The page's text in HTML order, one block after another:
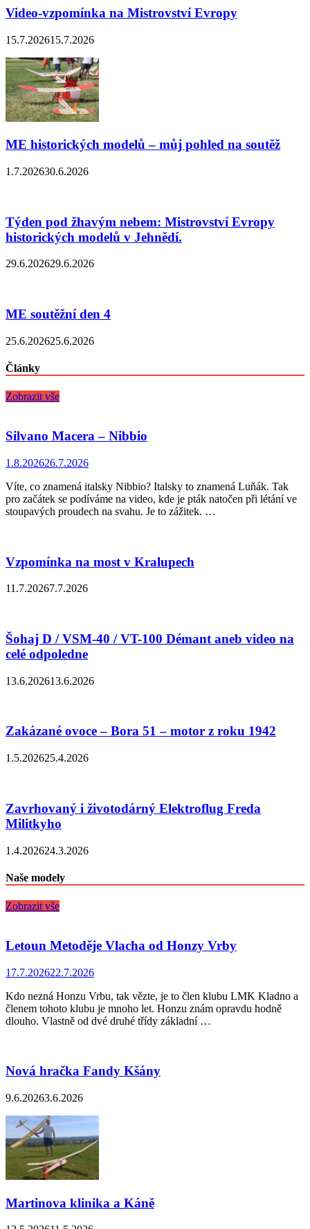
Video-vzpomínka na Mistrovství Evropy
15.7.202615.7.2026
ME historických modelů – můj pohled na soutěž
1.7.202630.6.2026
Týden pod žhavým nebem: Mistrovství Evropy
historických modelů v Jehnědí.
29.6.202629.6.2026
ME soutěžní den 4
25.6.202625.6.2026
Články
Zobrazit vše
Silvano Macera – Nibbio
1.8.202626.7.2026
Víte, co znamená italsky Nibbio? Italsky to znamená Luňák. Tak
pro začátek se podíváme na video, kde je pták natočen při létání ve
stoupavých proudech na svahu. Je to zážitek. …
Vzpomínka na most v Kralupech
11.7.20267.7.2026
Šohaj D / VSM-40 / VT-100 Démant aneb video na
celé odpoledne
13.6.202613.6.2026
Zakázané ovoce – Bora 51 – motor z roku 1942
1.5.202625.4.2026
Zavrhovaný i životodárný Elektroflug Freda
Militkyho
1.4.202624.3.2026
Naše modely
Zobrazit vše
Letoun Metoděje Vlacha od Honzy Vrby
17.7.202622.7.2026
Kdo nezná Honzu Vrbu, tak vězte, je to člen klubu LMK Kladno a
členem tohoto klubu je mnoho let. Honzu znám opravdu hodně
dlouho. Vlastně od dvé druhé třídy základní …
Nová hračka Fandy Kšány
9.6.20263.6.2026
Martinova klinika a Káně